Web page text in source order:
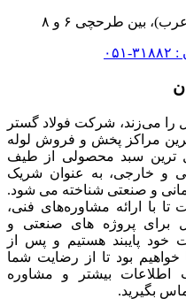
بین طرحچی ۶ و ۸
را می‌زند، شرکت فولاد گستر
مراکز پخش و فروش لوله
ترین سبد محصولی از طیف
و خارجی، به عنوان شریک
و صنعتی شناخته می شود.
با ارائه مشاوره‌های فنی،
برای پروژه های صنعتی و
خود پایبند هستیم و پس از
بود تا از رضایت شما
اطلاعات بیشتر و مشاوره
بگیرید.